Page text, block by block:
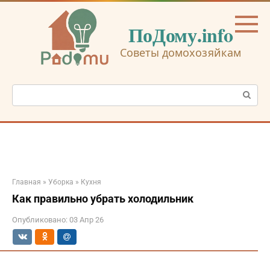
Перейти
ПоДому.info
Советы домохозяйкам
Поиск:
Главная » Уборка » Кухня
Как правильно убрать холодильник
Опубликовано: 03 Апр 26